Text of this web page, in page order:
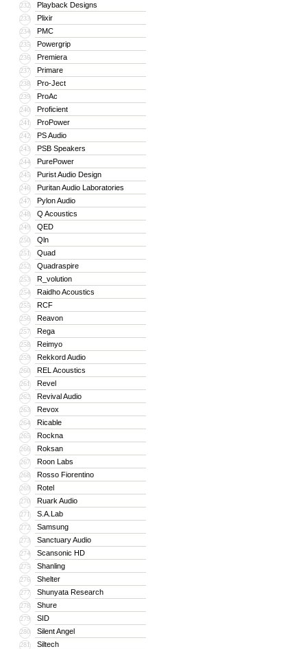
232 Playback Designs
233 Plixir
234 PMC
235 Powergrip
236 Premiera
237 Primare
238 Pro-Ject
239 ProAc
240 Proficient
241 ProPower
242 PS Audio
243 PSB Speakers
244 PurePower
245 Purist Audio Design
246 Puritan Audio Laboratories
247 Pylon Audio
248 Q Acoustics
249 QED
250 Qln
251 Quad
252 Quadraspire
253 R_volution
254 Raidho Acoustics
255 RCF
256 Reavon
257 Rega
258 Reimyo
259 Rekkord Audio
260 REL Acoustics
261 Revel
262 Revival Audio
263 Revox
264 Ricable
265 Rockna
266 Roksan
267 Roon Labs
268 Rosso Fiorentino
269 Rotel
270 Ruark Audio
271 S.A.Lab
272 Samsung
273 Sanctuary Audio
274 Scansonic HD
275 Shanling
276 Shelter
277 Shunyata Research
278 Shure
279 SID
280 Silent Angel
281 Siltech